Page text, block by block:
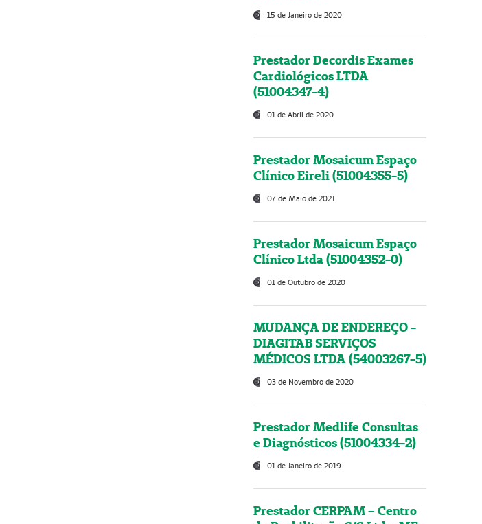
15 de Janeiro de 2020
Prestador Decordis Exames
Cardiológicos LTDA
(51004347-4)
01 de Abril de 2020
Prestador Mosaicum Espaço
Clínico Eireli (51004355-5)
07 de Maio de 2021
Prestador Mosaicum Espaço
Clínico Ltda (51004352-0)
01 de Outubro de 2020
MUDANÇA DE ENDEREÇO -
DIAGITAB SERVIÇOS
MÉDICOS LTDA (54003267-5)
03 de Novembro de 2020
Prestador Medlife Consultas
e Diagnósticos (51004334-2)
01 de Janeiro de 2019
Prestador CERPAM – Centro